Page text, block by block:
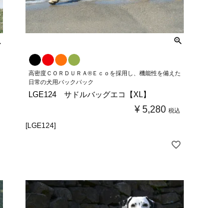
高密度ＣＯＲＤＵＲＡ®Ｅｃｏを採用し、機能性を備えた
日常の犬用バックパック
LGE124 サドルバッグエコ【XL】
¥ 5,280 税込
[LGE124]